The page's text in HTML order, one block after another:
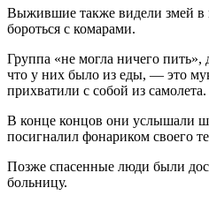
Выжившие также видели змей в
бороться с комарами.
Группа «не могла ничего пить»,
что у них было из еды, — это
прихватили с собой из самолета.
В конце концов они услышали
посигналил фонариком своего
Позже спасенные люди были
больницу.